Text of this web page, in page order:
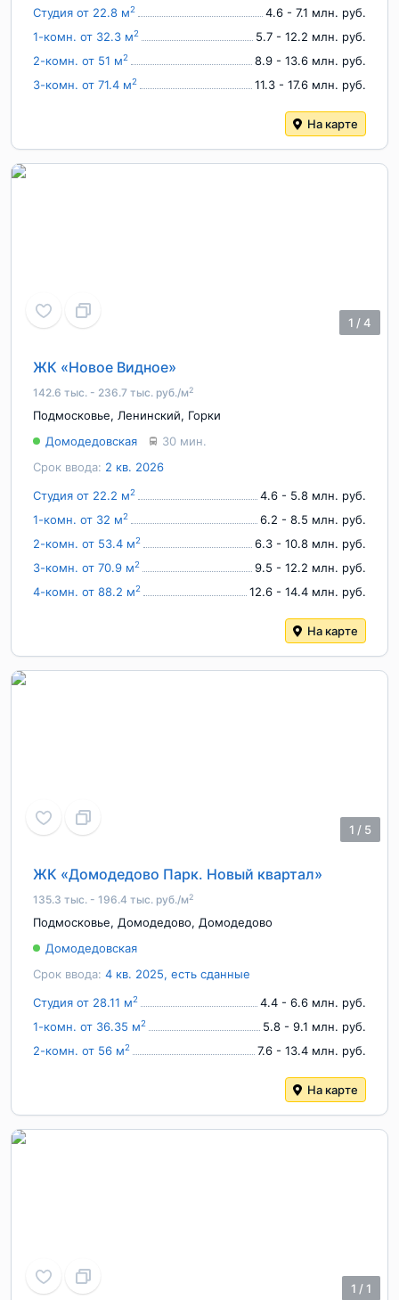
Студия от 22.8 м2
4.6 - 7.1 млн. руб.
1-комн. от 32.3 м2
5.7 - 12.2 млн. руб.
2-комн. от 51 м2
8.9 - 13.6 млн. руб.
3-комн. от 71.4 м2 11.3 - 17.6 млн. руб.
На карте
1 /4
ЖК «Новое Видное»
142.6 тыс. - 236.7 тыс. руб./м2
Подмосковье, Ленинский, Горки
Срок ввода: 2 кв. 2026
Домодедовская 30 мин.
Студия от 22.2 м2
4.6 - 5.8 млн. руб.
1-комн. от 32 м2
6.2 - 8.5 млн. руб.
2-комн. от 53.4 м2
6.3 - 10.8 млн. руб.
3-комн. от 70.9 м2
9.5 - 12.2 млн. руб.
4-комн. от 88.2 м2 12.6 - 14.4 млн. руб.
На карте
1 / 5
ЖК «Домодедово Парк. Новый квартал»
135.3 тыс. - 196.4 тыс. руб./м2
Подмосковье, Домодедово, Домодедово
Срок ввода: 4 кв. 2025, есть сданные
Домодедовская
Студия от 28.11 м2
4.4 - 6.6 млн. руб.
1-комн. от 36.35 м2
5.8 - 9.1 млн. руб.
2-комн. от 56 м2 7.6 - 13.4 млн. руб.
На карте
1 /1